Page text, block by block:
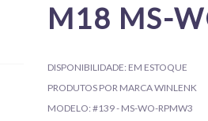
M18 MS-
DISPONIBILIDADE: EM ESTOQUE
PRODUTOS POR MARCAWINLENK
MODELO: #139 - MS-WO-RPMW3